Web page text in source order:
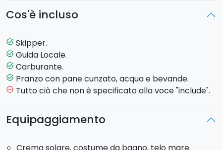
La partenza sarà effettuata alle ore
adiacente alla Capitaneria di Porto di Trapani, dove
avverrà la registrazione degli ospiti e il briefing della
giornata.
Il vostro tour alleEgadiinizia con la navigazione verso
Favignana,
dove avverrà la prima sosta per fare un
magnifico e indimenticabile tuffo nelle acque
Cos'è incluso
task_alt Skipper.
task_alt Guida Locale.
task_alt Carburante.
task_alt Pranzo con pane cunzato, acqua e bevande.
remove_circle_outline Tutto ciò che non è specificato alla voce "include".
Equipaggiamento
Crema solare, costume da bagno, telo mare.